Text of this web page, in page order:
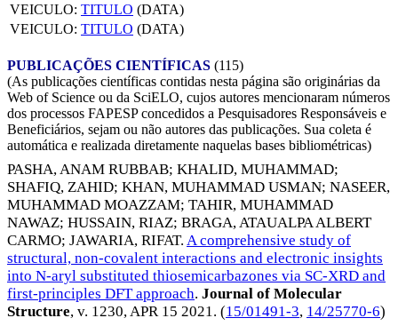
VEICULO: TITULO (DATA)
VEICULO: TITULO (DATA)
PUBLICAÇÕES CIENTÍFICAS (115)
(As publicações científicas contidas nesta página são originárias da
Web of Science ou da SciELO, cujos autores mencionaram números
dos processos FAPESP concedidos a Pesquisadores Responsáveis e
Beneficiários, sejam ou não autores das publicações. Sua coleta é
automática e realizada diretamente naquelas bases bibliométricas)
PASHA, ANAM RUBBAB; KHALID, MUHAMMAD;
SHAFIQ, ZAHID; KHAN, MUHAMMAD USMAN; NASEER,
MUHAMMAD MOAZZAM; TAHIR, MUHAMMAD
NAWAZ; HUSSAIN, RIAZ; BRAGA, ATAUALPA ALBERT
CARMO; JAWARIA, RIFAT. A comprehensive study of
structural, non-covalent interactions and electronic insights
into N-aryl substituted thiosemicarbazones via SC-XRD and
first-principles DFT approach. Journal of Molecular
Structure, v. 1230,APR 15 2021. (15/01491-3, 14/25770-6)